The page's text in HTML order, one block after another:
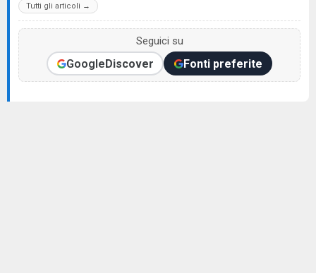
Tutti gli articoli →
Seguici su
GoogleDiscover Fonti preferite